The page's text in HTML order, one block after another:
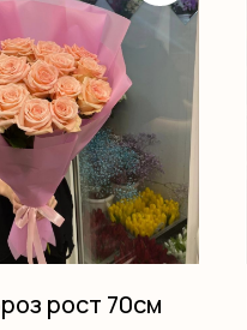
рост 70см